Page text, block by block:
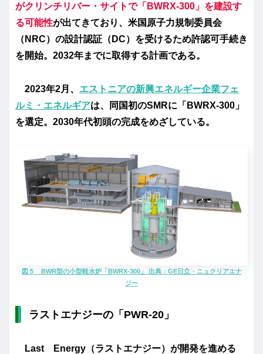
がクリンチリバー・サイトで「BWRX-300」を建設す
る可能性が出てきており、米国原子力規制委員会
（NRC）の設計認証（DC）を受けるため許認可手続き
を開始。2032年までに取得する計画である。
2023年2月、 エストニアの新興エネルギー企業フェ
ルミ・エネルギアは、同国初のSMRに「BWRX-300」
を選定。2030年代初頭の完成をめざしている。
図５ BWR型の小型軽水炉「BWRX-300」 出典：GE日立・ニュクリアエナ
ジー
ラストエナジーの「PWR-20」
Last Energy（ラストエナジー）が開発を進める